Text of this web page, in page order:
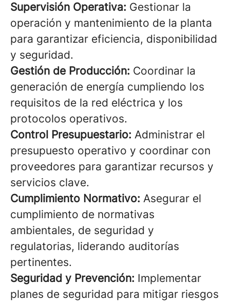
Supervisión Operativa: Gestionar la
operación y mantenimiento de la planta
para garantizar eficiencia, disponibilidad
y seguridad.
Gestión de Producción: Coordinar la
generación de energía cumpliendo los
requisitos de la red eléctrica y los
protocolos operativos.
Control Presupuestario: Administrar el
presupuesto operativo y coordinar con
proveedores para garantizar recursos y
servicios clave.
Cumplimiento Normativo: Asegurar el
cumplimiento de normativas
ambientales, de seguridad y
regulatorias, liderando auditorías
pertinentes.
Seguridad y Prevención: Implementar
planes de seguridad para mitigar riesgos